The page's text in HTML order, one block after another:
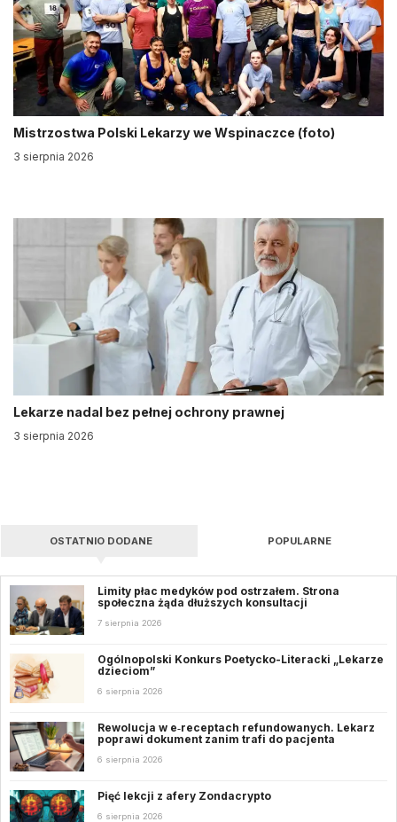
Mistrzostwa Polski Lekarzy we Wspinaczce (foto)
3 sierpnia 2026
Lekarze nadal bez pełnej ochrony prawnej
3 sierpnia 2026
OSTATNIO DODANE POPULARNE
Limity płac medyków pod ostrzałem. Strona
społeczna żąda dłuższych konsultacji
7 sierpnia 2026
Ogólnopolski Konkurs Poetycko-Literacki „Lekarze
dzieciom”
6 sierpnia 2026
Rewolucja w e‑receptach refundowanych. Lekarz
poprawi dokument zanim trafi do pacjenta
6 sierpnia 2026
Pięć lekcji z afery Zondacrypto
6 sierpnia 2026